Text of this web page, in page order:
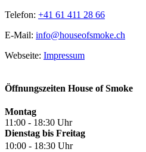
Telefon: +41 61 411 28 66
E-Mail: info@houseofsmoke.ch
Webseite: Impressum
Öffnungszeiten House of Smoke
Montag
11:00 - 18:30 Uhr
Dienstag bis Freitag
10:00 - 18:30 Uhr